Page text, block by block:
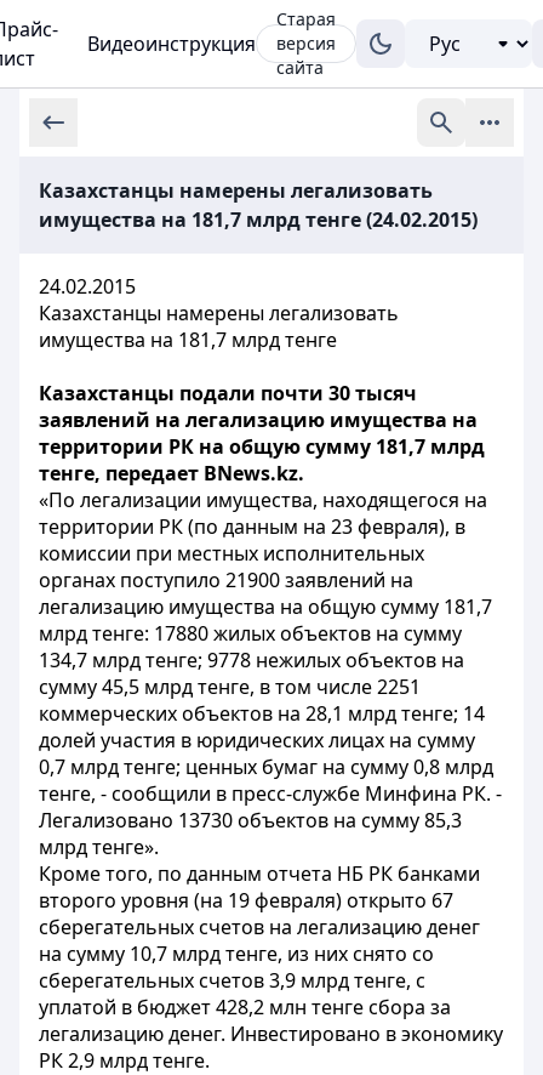
Видеоинструкция
Старая
версия
сайта
Казахстанцы намерены легализовать
имущества на 181,7 млрд тенге (24.02.2015)
24.02.2015
Казахстанцы намерены легализовать
имущества на 181,7 млрд тенге
Казахстанцы подали почти 30 тысяч
заявлений на легализацию имущества на
территории РК на общую сумму 181,7 млрд
тенге, передает BNews.kz.
«По легализации имущества, находящегося на
территории РК (по данным на 23 февраля), в
комиссии при местных исполнительных
органах поступило 21900 заявлений на
легализацию имущества на общую сумму 181,7
млрд тенге: 17880 жилых объектов на сумму
134,7 млрд тенге; 9778 нежилых объектов на
сумму 45,5 млрд тенге, в том числе 2251
коммерческих объектов на 28,1 млрд тенге; 14
долей участия в юридических лицах на сумму
0,7 млрд тенге; ценных бумаг на сумму 0,8 млрд
тенге, - сообщили в пресс-службе Минфина РК. -
Легализовано 13730 объектов на сумму 85,3
млрд тенге».
Кроме того, по данным отчета НБ РК банками
второго уровня (на 19 февраля) открыто 67
сберегательных счетов на легализациюденег
на сумму 10,7 млрд тенге, из них снято со
сберегательных счетов 3,9 млрд тенге, с
уплатой в бюджет 428,2 млн тенге сбора за
легализациюденег. Инвестировано вэкономику
РК 2,9 млрд тенге.